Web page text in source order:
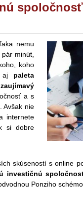
nemu
minút,
koho
aj paleta
a s
Avšak nie
internete
si dobre
skúseností s online
investičnú
Ponziho